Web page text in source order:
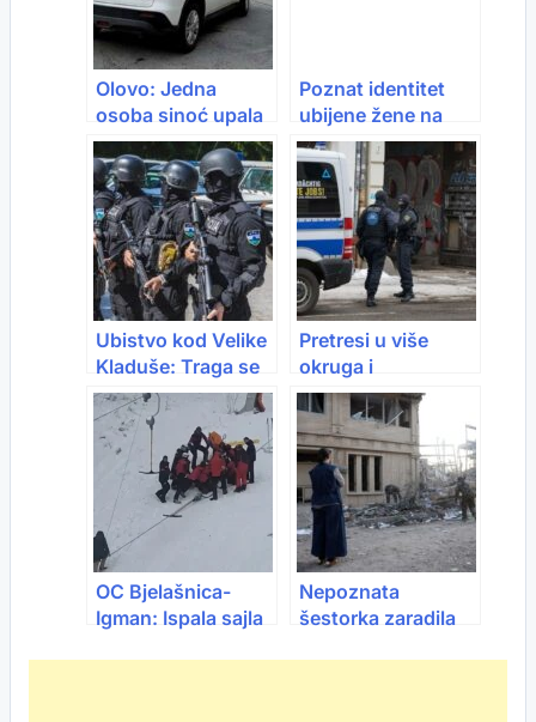
Olovo: Jedna
osoba sinoć upala
u rijeku
Stupčanicu, traga
se za njom
Poznat identitet
ubijene žene na
Dobrinji, riječ je o
Elmi Godinjak-
Prusac
Ubistvo kod Velike
Kladuše: Traga se
za počiniocem
Pretresi u više
okruga i
Dortmundu: Zbog
oružja uhapšeno
šest osoba, među
njima i iz regiona
OC Bjelašnica-
Igman: Ispala sajla
Nepoznata
šestorka zaradila